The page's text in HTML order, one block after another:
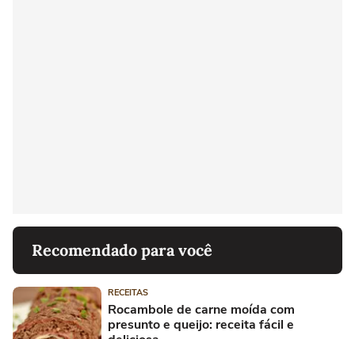
Recomendado para você
RECEITAS
Rocambole de carne moída com
presunto e queijo: receita fácil e